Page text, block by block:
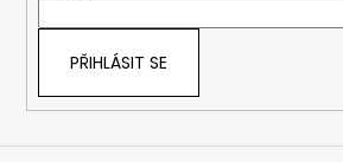
PŘIHLÁSIT SE